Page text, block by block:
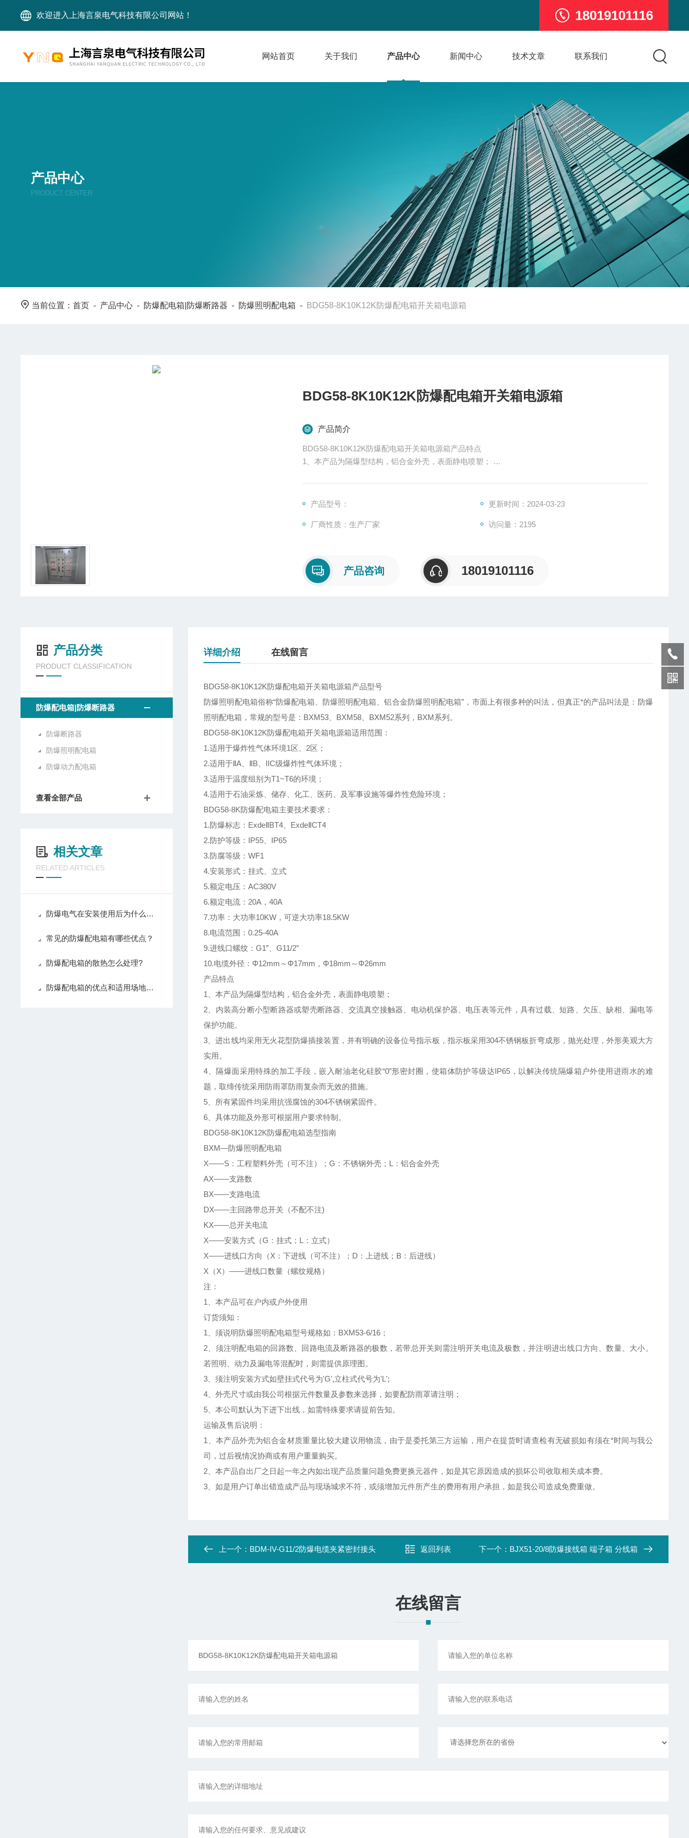
欢迎进入上海言泉电气科技有限公司网站！ 18019101116
网站首页 关于我们 产品中心 新闻中心 技术文章 联系我们
产品中心
PRODUCT CENTER
当前位置：首页 - 产品中心 - 防爆配电箱|防爆断路器 - 防爆照明配电箱 - BDG58-8K10K12K防爆配电箱开关箱电源箱
BDG58-8K10K12K防爆配电箱开关箱电源箱
产品简介
BDG58-8K10K12K防爆配电箱开关箱电源箱产品特点
1、本产品为隔爆型结构，铝合金外壳，表面静电喷塑；
产品型号：
更新时间：2024-03-23
厂商性质：生产厂家 访问量：2195
产品咨询 18019101116
产品分类
PRODUCT CLASSIFICATION
防爆配电箱|防爆断路器
防爆断路器
防爆照明配电箱
防爆动力配电箱
查看全部产品
相关文章
RELATED ARTICLES
防爆电气在安装使用后为什么要定期维护呢？
常见的防爆配电箱有哪些优点？
防爆配电箱的散热怎么处理?
防爆配电箱的优点和适用场地是什么？
详细介绍 在线留言
BDG58-8K10K12K防爆配电箱开关箱电源箱产品型号
防爆照明配电箱俗称“防爆配电箱、防爆照明配电箱、铝合金防爆照明配电箱”，市面上有很多种的叫法，但真正*的产品叫法是：防爆
照明配电箱，常规的型号是：BXM53、BXM58、BXM52系列，BXM系列。
BDG58-8K10K12K防爆配电箱开关箱电源箱适用范围：
1.适用于爆炸性气体环境1区、2区；
2.适用于ⅡA、ⅡB、IIC级爆炸性气体环境；
3.适用于温度组别为T1~T6的环境；
4.适用于石油采炼、储存、化工、医药、及军事设施等爆炸性危险环境；
BDG58-8K防爆配电箱主要技术要求：
1.防爆标志：ExdeⅡBT4、ExdeⅡCT4
2.防护等级：IP55、IP65
3.防腐等级：WF1
4.安装形式：挂式、立式
5.额定电压：AC380V
6.额定电流：20A，40A
7.功率：大功率10KW，可逆大功率18.5KW
8.电流范围：0.25-40A
9.进线口螺纹：G1”、G11/2”
10.电缆外径：Φ12mm～Φ17mm，Φ18mm～Φ26mm
产品特点
1、本产品为隔爆型结构，铝合金外壳，表面静电喷塑；
2、内装高分断小型断路器或塑壳断路器、交流真空接触器、电动机保护器、电压表等元件，具有过载、短路、欠压、缺相、漏电等
保护功能。
3、进出线均采用无火花型防爆插接装置，并有明确的设备位号指示板，指示板采用304不锈钢板折弯成形，抛光处理，外形美观大方
实用。
4、隔爆面采用特殊的加工手段，嵌入耐油老化硅胶“0”形密封圈，使箱体防护等级达IP65，以解决传统隔爆箱户外使用进雨水的难
题，取缔传统采用防雨罩防雨复杂而无效的措施。
5、所有紧固件均采用抗强腐蚀的304不锈钢紧固件。
6、具体功能及外形可根据用户要求特制。
BDG58-8K10K12K防爆配电箱选型指南
BXM—防爆照明配电箱
X——S：工程塑料外壳（可不注）；G：不锈钢外壳；L：铝合金外壳
AX——支路数
BX——支路电流
DX——主回路带总开关（不配不注)
KX——总开关电流
X——安装方式（G：挂式；L：立式）
X——进线口方向（X：下进线（可不注）；D：上进线；B：后进线）
X（X）——进线口数量（螺纹规格）
注：
1、本产品可在户内或户外使用
订货须知：
1、须说明防爆照明配电箱型号规格如：BXM53-6/16；
2、须注明配电箱的回路数、回路电流及断路器的极数，若带总开关则需注明开关电流及极数，并注明进出线口方向、数量、大小。
若照明、动力及漏电等混配时，则需提供原理图。
3、须注明安装方式如壁挂式代号为'G',立柱式代号为'L';
4、外壳尺寸或由我公司根据元件数量及参数来选择，如要配防雨罩请注明；
5、本公司默认为下进下出线，如需特殊要求请提前告知。
运输及售后说明：
1、本产品外壳为铝合金材质重量比较大建议用物流，由于是委托第三方运输，用户在提货时请查检有无破损如有须在*时间与我公
司，过后视情况协商或有用户重量购买。
2、本产品自出厂之日起一年之内如出现产品质量问题免费更换元器件，如是其它原因造成的损坏公司收取相关成本费。
3、如是用户订单出错造成产品与现场城求不符，或须增加元件所产生的费用有用户承担，如是我公司造成免费重做。
上一个： BDM-IV-G11/2防爆电缆夹紧密封接头 返回列表 下一个： BJX51-20/8防爆接线箱 端子箱 分线箱
在线留言